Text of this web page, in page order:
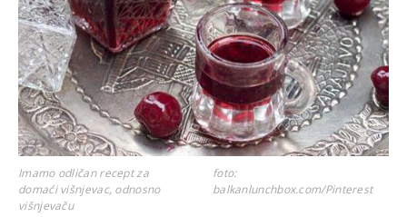
Imamo odličan recept za
domaći višnjevac, odnosno
višnjevaču
foto:
balkanlunchbox.com/Pinterest